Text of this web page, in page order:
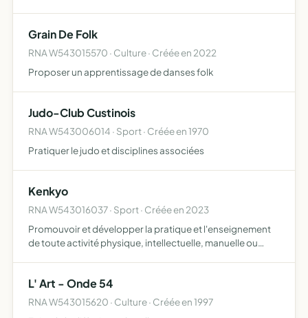
familiariser aux méth…
Grain De Folk
RNA W543015570 · Culture · Créée en 2022
Proposer un apprentissage de danses folk
Judo-Club Custinois
RNA W543006014 · Sport · Créée en 1970
Pratiquer le judo et disciplines associées
Kenkyo
RNA W543016037 · Sport · Créée en 2023
Promouvoir et développer la pratique et l'enseignement
de toute activité physique, intellectuelle, manuelle ou
L' Art - Onde 54
RNA W543015620 · Culture · Créée en 1997